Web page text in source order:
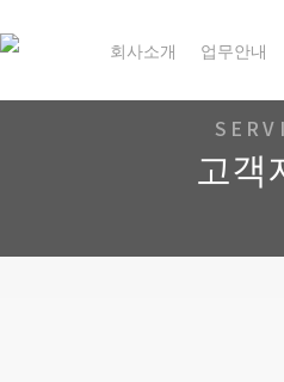
to
content
회사소개 업무안내
고객